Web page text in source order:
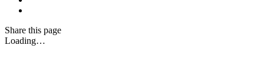
Share this page
Loading…